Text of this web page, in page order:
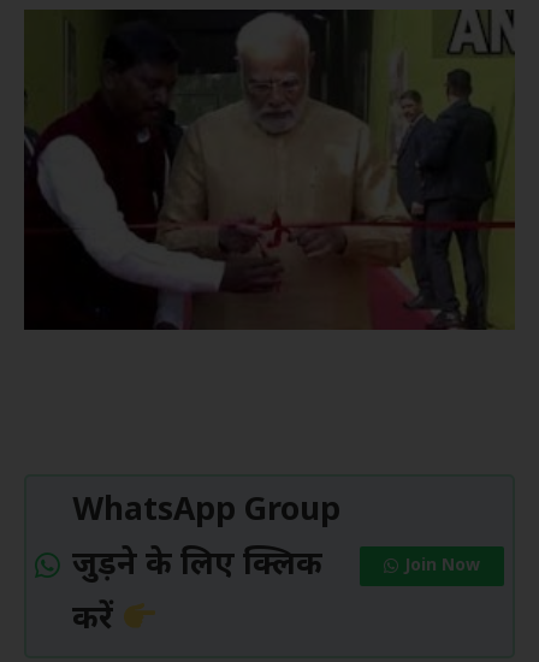
WhatsApp Group
जुड़ने के लिए क्लिक
करें
Join Now